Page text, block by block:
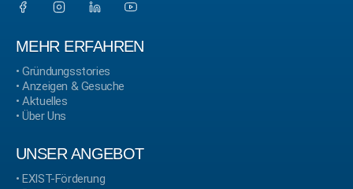
MEHR ERFAHREN
•Gründungsstories
•Anzeigen & Gesuche
•Aktuelles
•Über Uns
UNSER ANGEBOT
•EXIST-Förderung